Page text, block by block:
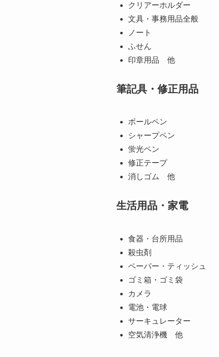
クリアーホルダー
文具・事務用品全般
ノート
ふせん
印章用品 他
筆記具・修正用品
ボールペン
シャープペン
蛍光ペン
修正テープ
消しゴム 他
生活用品・家電
食器・台所用品
殺虫剤
ペーパー・ティッシュ
ゴミ箱・ゴミ袋
カメラ
電池・電球
サーキュレーター
空気清浄機 他